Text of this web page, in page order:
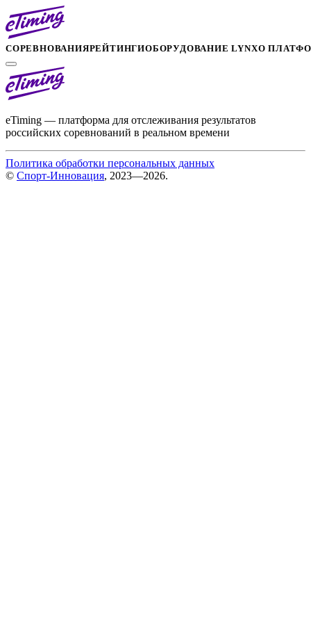
СОРЕВНОВАНИЯРЕЙТИНГИОБОРУДОВАНИЕ LYNXО
eTiming — платформа для отслеживания результатов
российских соревнований в реальном времени
Политика обработки персональных данных
© Спорт-Инновация, 2023—2026.